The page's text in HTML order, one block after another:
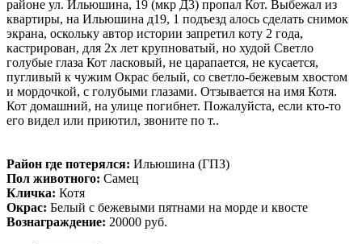
районе ул. Ильюшина, 19 (мкр Д3) пропал Кот. Выбежал из
квартиры, на Ильюшина д19, 1 подъезд алось сделать снимок
экрана, оскольку автор истории запретил коту 2 года,
кастрирован, для 2х лет крупноватый, но худой Светло
голубые глаза Кот ласковый, не царапается, не кусается,
пугливый к чужим Окрас белый, со светло-бежевым хвостом
и мордочкой, с голубыми глазами. Отзывается на имя Котя.
Кот домашний, на улице погибнет. Пожалуйста, если кто-то
его видел или приютил, звоните по т..
Район где потерялся: Ильюшина (ГПЗ)
Пол животного: Самец
Кличка: Котя
Окрас: Белый с бежевыми пятнами на морде и квосте
Вознаграждение: 20000 руб.